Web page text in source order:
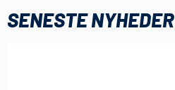
SENESTE NYHEDER